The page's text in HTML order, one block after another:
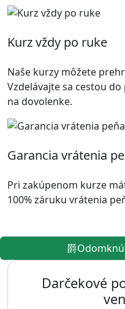
Kurz vždy po ruke
Naše kurzy môžete
Vzdelávajte sa cestou
na dovolenke.
Garancia vrátenia
Pri zakúpenom kurze
100% záruku vrátenia
Darčekové